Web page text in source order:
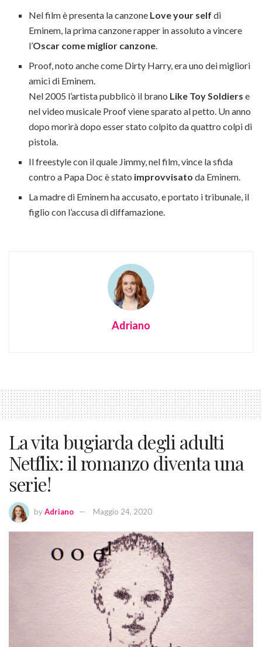
Nel film è presenta la canzone Love your self di
Eminem, la prima canzone rapper in assoluto a vincere
l’Oscar come miglior canzone.
Proof, noto anche come Dirty Harry, era uno dei migliori
amici di Eminem.
Nel 2005 l’artista pubblicò il brano Like Toy Soldiers e
nel video musicale Proof viene sparato al petto. Un anno
dopo morirà dopo esser stato colpito da quattro colpi di
pistola.
Il freestyle con il quale Jimmy, nel film, vince la sfida
contro a Papa Doc è stato improvvisato da Eminem.
La madre di Eminem ha accusato, e portato i tribunale, il
figlio con l’accusa di diffamazione.
Adriano
La vita bugiarda degli adulti
Netflix: il romanzo diventa una
serie!
byAdriano Maggio 24, 2020